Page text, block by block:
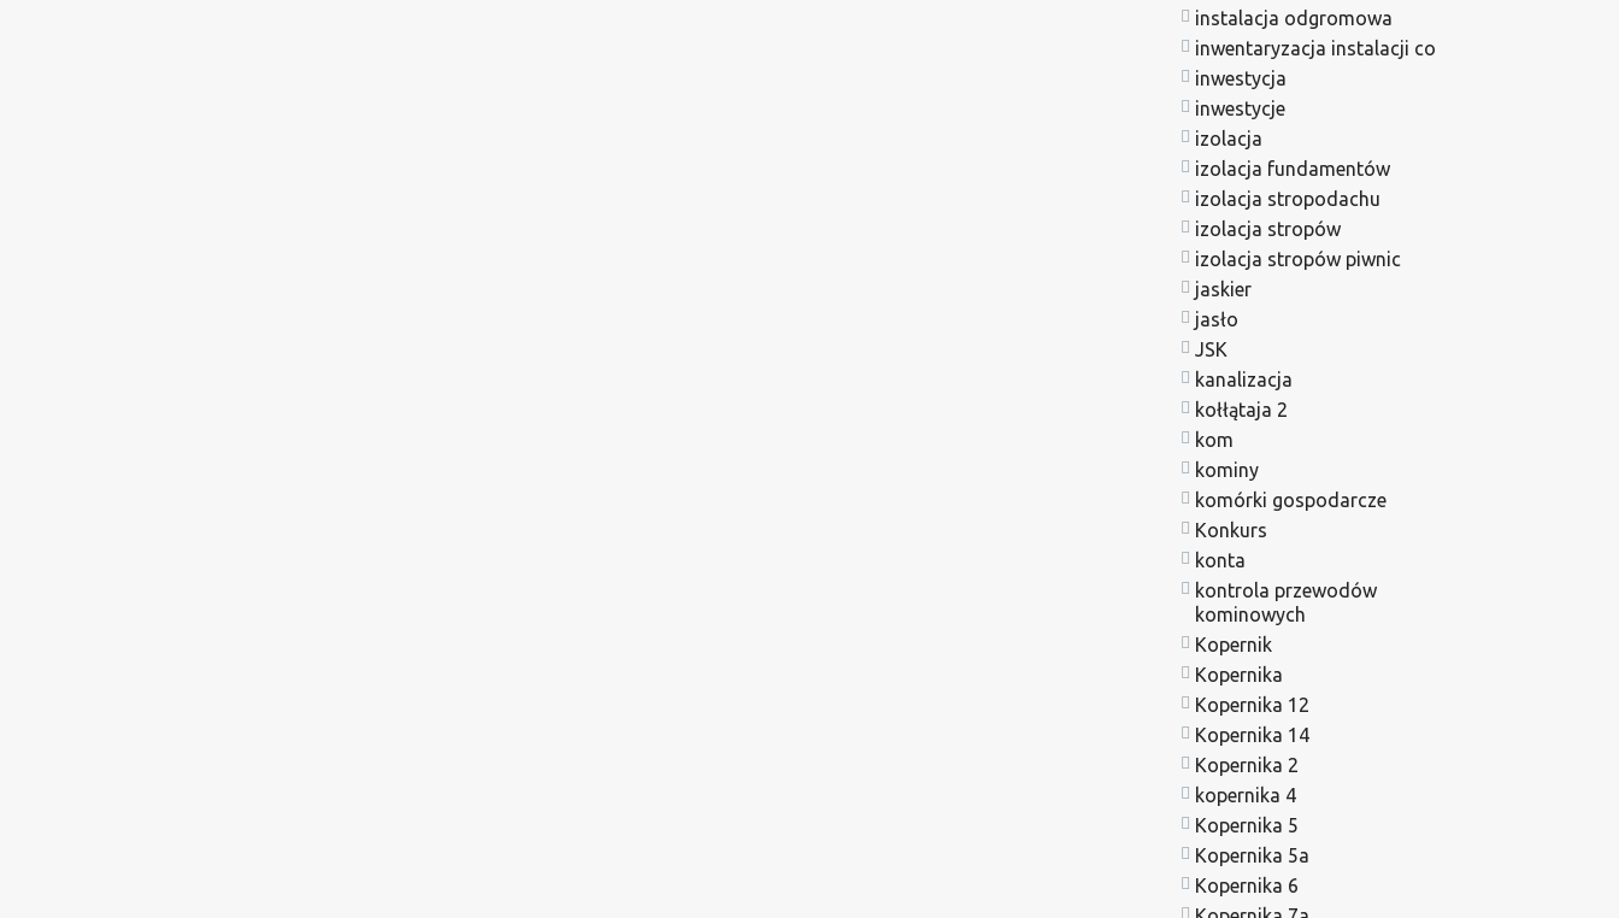
instalacja odgromowa
inwentaryzacja instalacji co
inwestycja
inwestycje
izolacja
izolacja fundamentów
izolacja stropodachu
izolacja stropów
izolacja stropów piwnic
jaskier
jasło
JSK
kanalizacja
kołłątaja 2
kom
kominy
komórki gospodarcze
Konkurs
konta
kontrola przewodów
kominowych
Kopernik
Kopernika
Kopernika 12
Kopernika 14
Kopernika 2
kopernika 4
Kopernika 5
Kopernika 5a
Kopernika 6